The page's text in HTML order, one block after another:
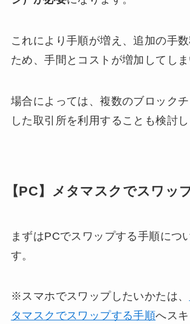
これにより手順が増え、追加の手
ため、手間とコストが増加してしま
場合によっては、複数のブロック
した取引所を利用することも検討し
【PC】メタマスクでスワッ
まずはPCでスワップする手順につ
す。
※スマホでスワップしたいかたは、
タマスクでスワップする手順へス